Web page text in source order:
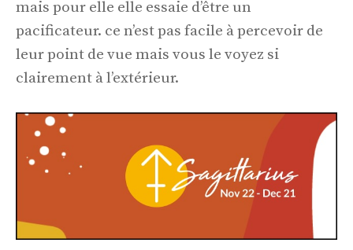
mais pour elle elle essaie d’être un
pacificateur. ce n’est pas facile à percevoir de
leur point de vue mais vous le voyez si
clairement à l’extérieur.